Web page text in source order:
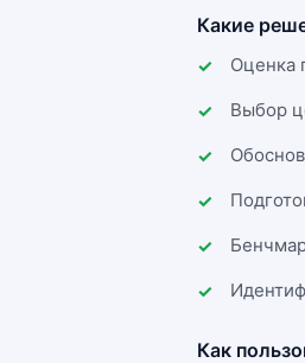
Какие
Оценка
Выбор
Как